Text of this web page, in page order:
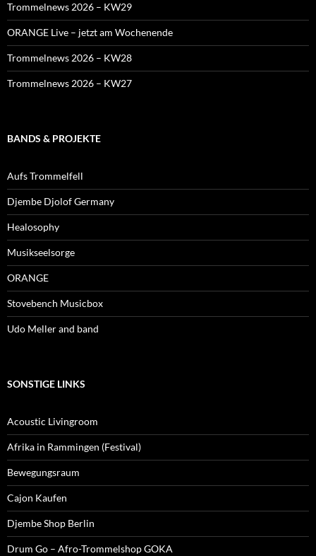
Trommelnews 2026 – KW29
ORANGE Live – jetzt am Wochenende
Trommelnews 2026 – KW28
Trommelnews 2026 – KW27
BANDS & PROJEKTE
Aufs Trommelfell
Djembe Djolof Germany
Healosophy
Musikseelsorge
ORANGE
Stovebench Musicbox
Udo Meller and band
SONSTIGE LINKS
Acoustic Livingroom
Afrika in Rammingen (Festival)
Bewegungsraum
Cajon Kaufen
Djembe Shop Berlin
Drum Go – Afro-Trommelshop GOKA